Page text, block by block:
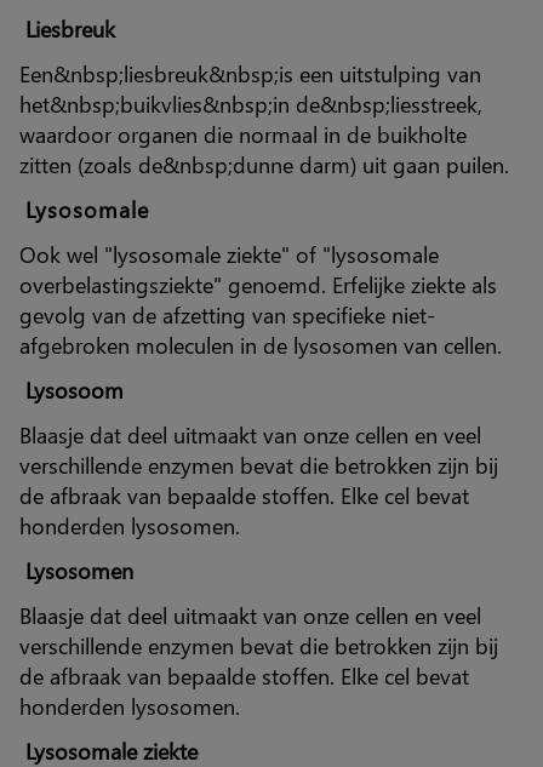
Liesbreuk
Een&nbsp;liesbreuk&nbsp;is een uitstulping van
het&nbsp;buikvlies&nbsp;in de&nbsp;liesstreek,
waardoor organen die normaal in de buikholte
zitten (zoals de&nbsp;dunne darm) uit gaan puilen.
Lysosomale
Ook wel "lysosomale ziekte" of "lysosomale
overbelastingsziekte" genoemd. Erfelijke ziekte als
gevolg van de afzetting van specifieke niet-
afgebroken moleculen in de lysosomen van cellen.
Lysosoom
Blaasje dat deel uitmaakt van onze cellen en veel
verschillende enzymen bevat die betrokken zijn bij
de afbraak van bepaalde stoffen. Elke cel bevat
honderden lysosomen.
Lysosomen
Blaasje dat deel uitmaakt van onze cellen en veel
verschillende enzymen bevat die betrokken zijn bij
de afbraak van bepaalde stoffen. Elke cel bevat
honderden lysosomen.
Lysosomale ziekte